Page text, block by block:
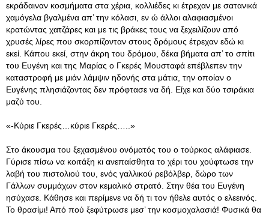
εκράδαιναν κοσμήματα στα χέρια, κολλιέδες κι έτρεχαν με σατανικά
χαμόγελα βγαλμένα απ’ την κόλασι, εν ώ άλλοι αλαφιασμένοι
κρατώντας χατζάρες και με τις βράκες τους να ξεχειλίζουν από
χρυσές λίρες που σκορπίζονταν στους δρόμους έτρεχαν εδώ κι
εκεί. Κάπου εκεί, στην άκρη του δρόμου, δέκα βήματα απ’ το σπίτι
του Ευγένη και της Μαρίας ο Γκερές Μουσταφά επέβλεπεν την
καταστροφή με μιάν λάμψιν ηδονής στα μάτια, την οποίαν ο
Ευγένης πλησιάζοντας δεν πρόφτασε να δή. Είχε και δύο τσιράκια
μαζύ του.
«-Κύριε Γκερές…κύριε Γκερές…..»
Στο άκουσμα του ξεχασμένου ονόματός του ο τούρκος αλάφιασε.
Γύρισε πίσω να κοιτάξη κι ανεπαίσθητα το χέρι του χούφτωσε την
λαβή του πιστολιού του, ενός γαλλικού ρεβόλβερ, δώρο των
Γάλλων συμμάχων στον κεμαλικό στρατό. Στην θέα του Ευγένη
ησύχασε. Κάθησε και περίμενε να δή τι τον ήθελε αυτός ο ελεεινός.
Το θρασίμι! Από πού ξεφύτρωσε μεσ’ την κοσμοχαλασιά! Φυσικά θα